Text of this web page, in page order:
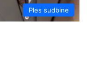
Ples sudbine